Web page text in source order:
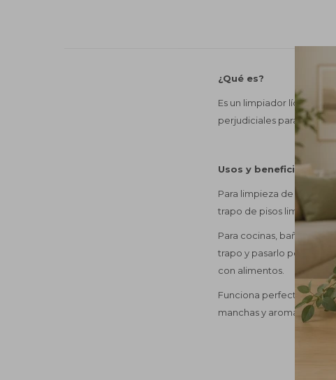
¿Qué es?
Es un limpiador líquido
perjudiciales para la
Usos y beneficios
Para limpieza de pisos,
trapo de pisos limpio
Para cocinas, baños y
trapo y pasarlo por las
con alimentos.
Funciona perfecto para
manchas y aromatizar el